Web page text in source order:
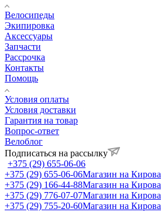
Велосипеды
Экипировка
Аксессуары
Запчасти
Рассрочка
Контакты
Помощь
Условия оплаты
Условия доставки
Гарантия на товар
Вопрос-ответ
Велоблог
Подписаться на рассылку
+375 (29) 655-06-06
+375 (29) 655-06-06Магазин на Кирова
+375 (29) 166-44-88Магазин на Кирова
+375 (29) 776-07-07Магазин на Кирова
+375 (29) 755-20-60Магазин на Кирова